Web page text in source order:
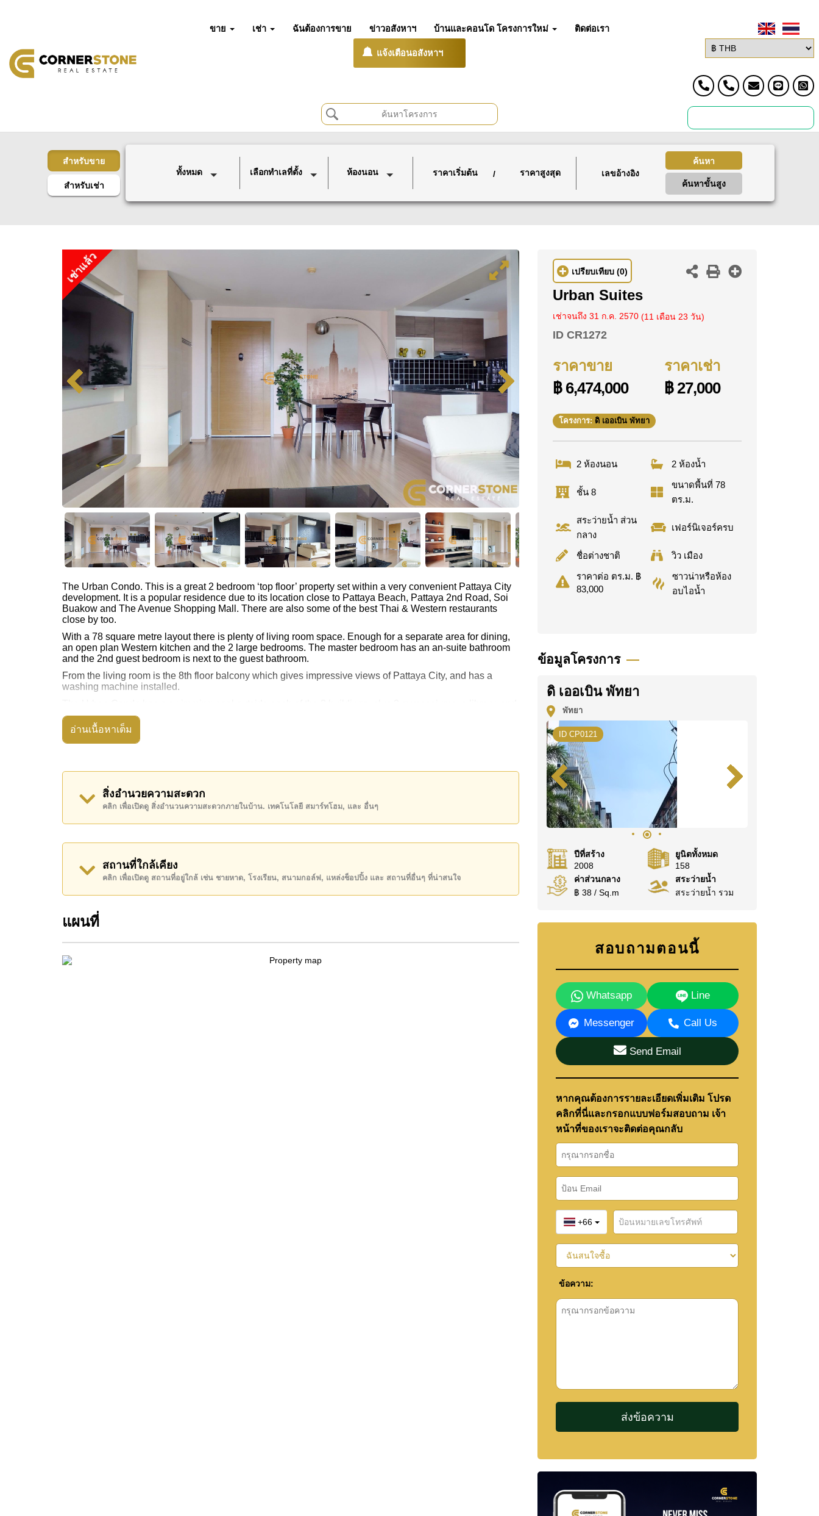
ขาย เช่า ฉันต้องการขาย ข่าวอสังหาฯ บ้านและคอนโด โครงการใหม่ ติดต่อเรา
แจ้งเตือนอสังหาฯ
สำหรับขาย
สำหรับเช่า
ทั้งหมด เลือกทำเลที่ตั้ง ห้องนอน ราคาเริ่มต้น / ราคาสูงสุด
ค้นหา
ค้นหาขั้นสูง
เช่าแล้ว
The Urban Condo. This is a great 2 bedroom ‘top floor’ property set within a very convenient Pattaya City
development. It is a popular residence due to its location close to Pattaya Beach, Pattaya 2nd Road, Soi
Buakow and The Avenue Shopping Mall. There are also some of the best Thai & Western restaurants
close by too.
With a 78 square metre layout there is plenty of living room space. Enough for a separate area for dining,
an open plan Western kitchen and the 2 large bedrooms. The master bedroom has an an-suite bathroom
and the 2nd guest bedroom is next to the guest bathroom.
From the living room is the 8th floor balcony which gives impressive views of Pattaya City, and has a
washing machine installed.
underground car parking below each building.
Available for rent on a long term 12-month basis with a 2-month security deposit.
อ่านเนื้อหาเต็ม
สิ่งอำนวยความสะดวก
คลิก เพื่อเปิดดู สิ่งอำนวนความสะดวกภายในบ้าน. เทคโนโลยี สมาร์ทโฮม, และ อื่นๆ
สถานที่ใกล้เคียง
คลิก เพื่อเปิดดู สถานที่อยู่ใกล้ เช่น ชายหาด, โรงเรียน, สนามกอล์ฟ, แหล่งช็อปปิ้ง และ สถานที่อื่นๆ ที่น่าสนใจ
แผนที่
เปรียบเทียบ (0)
Urban Suites
เช่าจนถึง 31 ก.ค. 2570 (11 เดือน 23 วัน)
ID CR1272
ราคาขาย
฿ 6,474,000
ราคาเช่า
฿ 27,000
โครงการ: ดิ เออเบิน พัทยา
2 ห้องนอน 2 ห้องน้ำ
ชั้น 8
ขนาดพื้นที่ 78
ตร.ม.
สระว่ายน้ำ ส่วน
กลาง
เฟอร์นิเจอร์ครบ
ชื่อต่างชาติ วิว เมือง
ราคาต่อ ตร.ม. ฿
83,000
ซาวน่าหรือห้อง
อบไอน้ำ
ข้อมูลโครงการ
ดิ เออเบิน พัทยา
พัทยา
ID CP0121
ปีที่สร้าง
2008
ยูนิตทั้งหมด
158
ค่าส่วนกลาง
฿ 38 / Sq.m
สระว่ายน้ำ
สระว่ายน้ำ รวม
สอบถามตอนนี้
Whatsapp Line
Messenger Call Us
Send Email
หากคุณต้องการรายละเอียดเพิ่มเติม โปรด
คลิกที่นี่และกรอกแบบฟอร์มสอบถาม เจ้า
หน้าที่ของเราจะติดต่อคุณกลับ
+66
ข้อความ: